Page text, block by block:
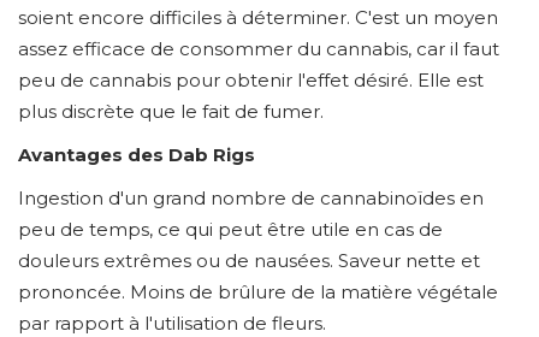
soient encore difficiles à déterminer. C'est un moyen
assez efficace de consommer du cannabis, car il faut
peu de cannabis pour obtenir l'effet désiré. Elle est
plus discrète que le fait de fumer.
Avantages des Dab Rigs
Ingestion d'un grand nombre de cannabinoïdes en
peu de temps, ce qui peut être utile en cas de
douleurs extrêmes ou de nausées. Saveur nette et
prononcée. Moins de brûlure de la matière végétale
par rapport à l'utilisation de fleurs.